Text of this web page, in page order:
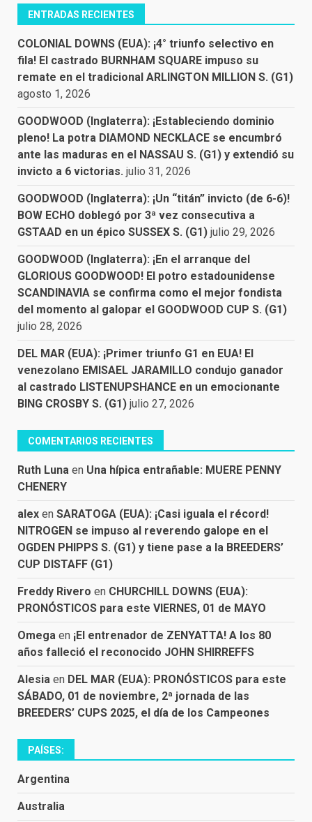
ENTRADAS RECIENTES
COLONIAL DOWNS (EUA): ¡4° triunfo selectivo en
fila! El castrado BURNHAM SQUARE impuso su
remate en el tradicional ARLINGTON MILLION S. (G1)
agosto 1, 2026
GOODWOOD (Inglaterra): ¡Estableciendo dominio
pleno! La potra DIAMOND NECKLACE se encumbró
ante las maduras en el NASSAU S. (G1) y extendió su
invicto a 6 victorias. julio 31, 2026
GOODWOOD (Inglaterra): ¡Un “titán” invicto (de 6-6)!
BOW ECHO doblegó por 3ª vez consecutiva a
GSTAAD en un épico SUSSEX S. (G1) julio 29, 2026
GOODWOOD (Inglaterra): ¡En el arranque del
GLORIOUS GOODWOOD! El potro estadounidense
SCANDINAVIA se confirma como el mejor fondista
del momento al galopar el GOODWOOD CUP S. (G1)
julio 28, 2026
DEL MAR (EUA): ¡Primer triunfo G1 en EUA! El
venezolano EMISAEL JARAMILLO condujo ganador
al castrado LISTENUPSHANCE en un emocionante
BING CROSBY S. (G1) julio 27, 2026
COMENTARIOS RECIENTES
Ruth Luna en Una hípica entrañable: MUERE PENNY
CHENERY
alex en SARATOGA (EUA): ¡Casi iguala el récord!
NITROGEN se impuso al reverendo galope en el
OGDEN PHIPPS S. (G1) y tiene pase a la BREEDERS’
CUP DISTAFF (G1)
Freddy Rivero en CHURCHILL DOWNS (EUA):
PRONÓSTICOS para este VIERNES, 01 de MAYO
Omega en ¡El entrenador de ZENYATTA! A los 80
años falleció el reconocido JOHN SHIRREFFS
Alesia en DEL MAR (EUA): PRONÓSTICOS para este
SÁBADO, 01 de noviembre, 2ª jornada de las
BREEDERS’ CUPS 2025, el día de los Campeones
PAÍSES:
Argentina
Australia